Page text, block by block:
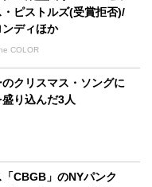
・ピストルズ(受賞拒否)/
ンディほか
COLOR
クリスマス・ソングに
り込んだ3人
CBGB」のNYパンク